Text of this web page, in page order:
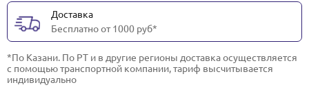
Доставка
Бесплатно от 1000 руб*
*По Казани. По РТ и в другие регионы доставка осуществляется
с помощью транспортной компании, тариф высчитывается
индивидуально